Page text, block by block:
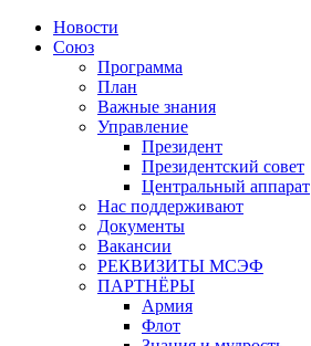
Новости
Союз
Программа
План
Важные знания
Управление
Президент
Президентский совет
Центральный аппарат
Нас поддерживают
Документы
Вакансии
РЕКВИЗИТЫ МСЭФ
ПАРТНЁРЫ
Армия
Флот